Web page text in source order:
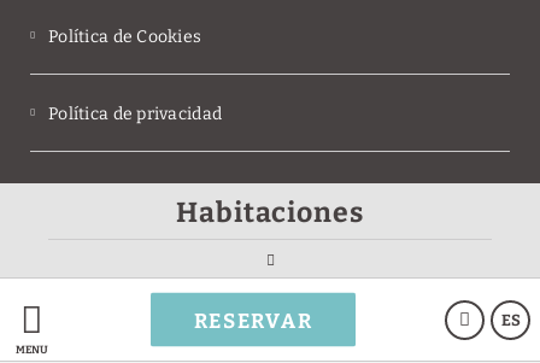
MENÚ
ES
RESERVAR
Habitaciones
Política de Cookies
Política de privacidad
MEMBERS ONLY
Powered by Keytel